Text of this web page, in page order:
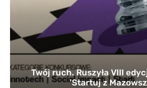
Twój ruch. Ruszyła VIII
'Startuj z